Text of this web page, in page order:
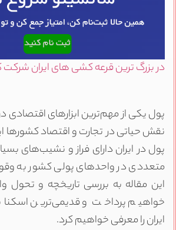
در بزرگ ترین قرعه کشی های ایران شرکت
پول یکی از مهم‌ترین ابزارهای اقتصادی
نقش حیاتی در تجارت و اقتصاد کشورها
پول در ایران دارای فراز و نشیب‌های
متعددی در واحدهای پولی کشور به
این مقاله به بررسی تاریخچه و تحول
خواهیم پرداخت و قدیمی‌ترین
ایران را معرفی خواهیم کرد.